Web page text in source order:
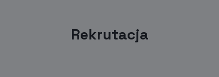
Rekrutacja